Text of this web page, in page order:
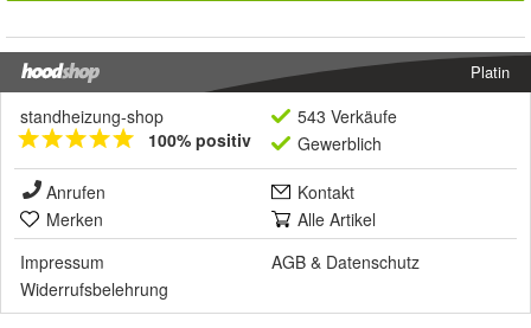
Platin
standheizung-shop
100% positiv
543 Verkäufe
Gewerblich
Anrufen
Kontakt
Merken
Alle Artikel
Impressum
AGB & Datenschutz
Widerrufsbelehrung